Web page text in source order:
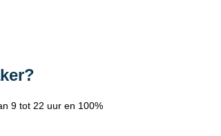
9 tot 22 uur en 100%